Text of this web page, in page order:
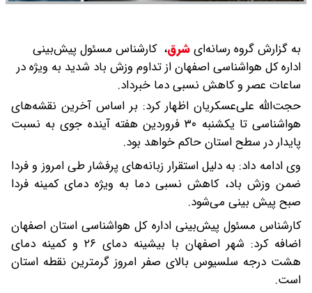
به گزارش گروه رسانه‌ایشرق، کارشناس مسئول پیش‌بینی
اداره کل هواشناسی اصفهان از تداوم وزش باد شدید به ویژه در
ساعات عصر و کاهش نسبی دما خبرداد.
حجت‌الله علی‌عسکریان اظهار کرد: بر اساس آخرین نقشه‌های
هواشناسی تا یکشنبه ۳۰ فروردین هفته آینده جوی به نسبت
پایدار در سطح استان حاکم خواهد بود.
وی ادامه داد: به دلیل استقرار زبانه‌های پرفشار طی امروز و فردا
ضمن وزش باد، کاهش نسبی دما به ویژه دمای کمینه فردا
صبح پیش بینی می‌شود.
کارشناس مسئول پیش‌بینی اداره کل هواشناسی استان اصفهان
اضافه کرد: شهر اصفهان با بیشینه دمای ۲۶ و کمینه دمای
هشت درجه سلسیوس بالای صفر امروز گرمترین نقطه استان
است.